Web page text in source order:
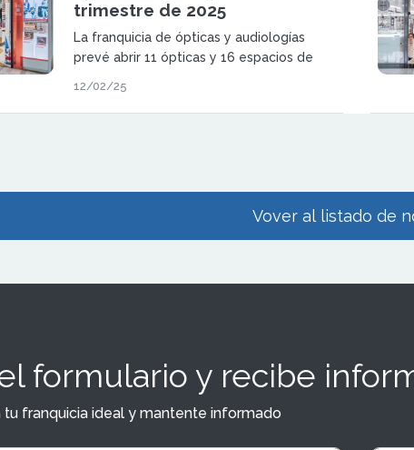
trimestre de 2025
La franquicia de ópticas y audiologías
prevé abrir 11 ópticas y 16 espacios de
audiologías
12/02/25
Vover al listado de
formulario y recibe
tu franquicia ideal y mantente informado